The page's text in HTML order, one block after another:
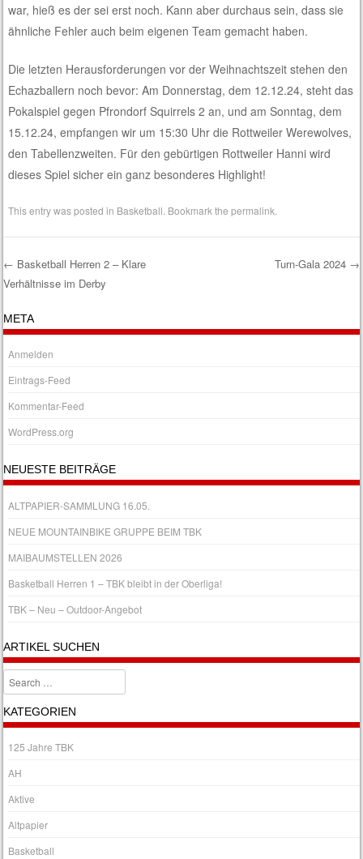
war, hieß es der sei erst noch. Kann aber durchaus sein, dass sie
ähnliche Fehler auch beim eigenen Team gemacht haben.
Die letzten Herausforderungen vor der Weihnachtszeit stehen den
Echazballern noch bevor: Am Donnerstag, dem 12.12.24, steht das
Pokalspiel gegen Pfrondorf Squirrels 2 an, und am Sonntag, dem
15.12.24, empfangen wir um 15:30 Uhr die Rottweiler Werewolves,
den Tabellenzweiten. Für den gebürtigen Rottweiler Hanni wird
dieses Spiel sicher ein ganz besonderes Highlight!
This entry was posted in Basketball . Bookmark thepermalink
Post navigation
← Basketball Herren 2 – Klare
Verhältnisse im Derby
Turn-Gala 2024 →
META
Anmelden
Eintrags-Feed
Kommentar-Feed
WordPress.org
NEUESTE BEITRÄGE
ALTPAPIER-SAMMLUNG 16.05.
NEUE MOUNTAINBIKE GRUPPE BEIM TBK
MAIBAUMSTELLEN 2026
Basketball Herren 1 – TBK bleibt in der Oberliga!
TBK – Neu – Outdoor-Angebot
ARTIKEL SUCHEN
Search
KATEGORIEN
125 Jahre TBK
AH
Aktive
Altpapier
Basketball